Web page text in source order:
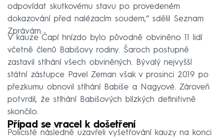
odpovídat skutkovému stavu po provedeném
dokazování před nalézacím soudem,“ sdělil Seznam
Zprávám.
V kauze Čapí hnízdo bylo původně obviněno 11 lidí
včetně členů Babišovy rodiny. Šaroch postupně
zastavil stíhání všech obviněných. Bývalý nejvyšší
státní zástupce Pavel Zeman však v prosinci 2019 po
přezkumu obnovil stíhání Babiše a Nagyové. Zároveň
potvrdil, že stíhání Babišových blízkých definitivně
skončilo.
Případ se vracel k došetření
Policisté následně uzavřeli vyšetřování kauzy na konci